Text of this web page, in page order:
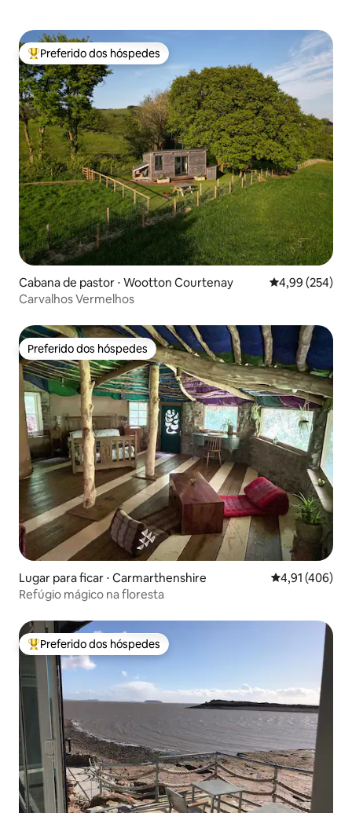
Entre os melhores preferidos dos hóspedes
Preferido dos hóspedes
Cabana de pastor ⋅ Wootton Courtenay 4,99 de uma
4,99 (254)
Carvalhos Vermelhos
Preferido dos hóspedes
Preferido dos hóspedes
Lugar para ficar ⋅ Carmarthenshire 4,91 de uma
4,91 (406)
Refúgio mágico na floresta
Entre os melhores preferidos dos hóspedes
Preferido dos hóspedes